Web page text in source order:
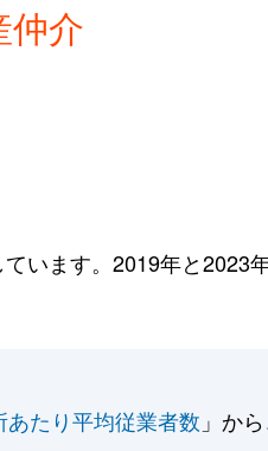
仲介
います。2019年と2023
たり平均従業者数 」か